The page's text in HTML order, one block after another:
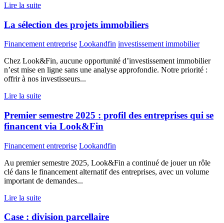
Lire la suite
La sélection des projets immobiliers
Financement entreprise Lookandfin investissement immobilier
Chez Look&Fin, aucune opportunité d’investissement immobilier
n’est mise en ligne sans une analyse approfondie. Notre priorité :
offrir à nos investisseurs...
Lire la suite
Premier semestre 2025 : profil des entreprises qui se
financent via Look&Fin
Financement entreprise Lookandfin
Au premier semestre 2025, Look&Fin a continué de jouer un rôle
clé dans le financement alternatif des entreprises, avec un volume
important de demandes...
Lire la suite
Case : division parcellaire